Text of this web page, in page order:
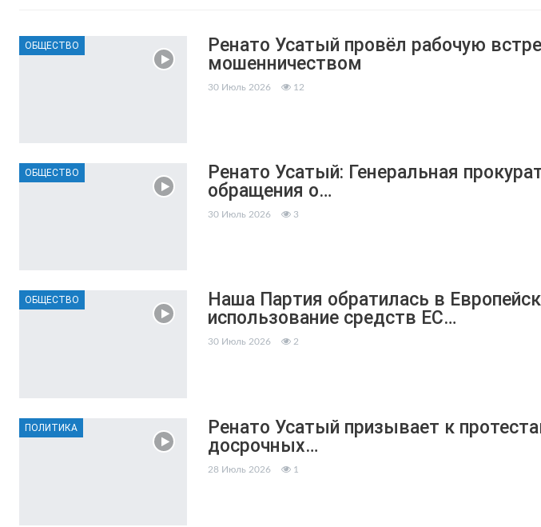
ОБЩЕСТВО
Ренато Усатый провёл рабочую
мошенничеством
30 Июль 2026 12
ОБЩЕСТВО
Ренато Усатый: Генеральная
обращения о…
30 Июль 2026 3
ОБЩЕСТВО
Наша Партия обратилась в
использование средств ЕС…
30 Июль 2026 2
ПОЛИТИКА
Ренато Усатый призывает к
досрочных…
28 Июль 2026 1